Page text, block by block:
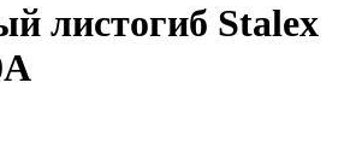
листогиб Stalex